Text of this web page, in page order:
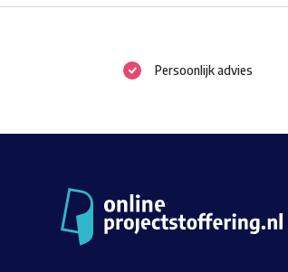
Persoonlijk advies